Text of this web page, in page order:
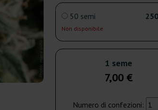
50 semi
Non disponibile
1 seme
7,00 €
Numero di confezioni: